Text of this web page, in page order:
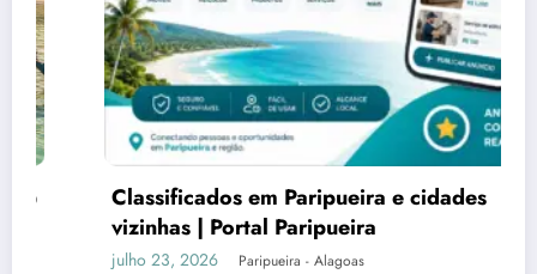
Classificados em Paripueira e cidades
vizinhas | Portal Paripueira
julho 23, 2026 Paripueira - Alagoas